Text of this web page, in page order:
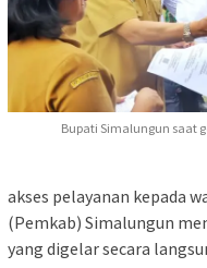
Bupati Simalungun saat
akses pelayanan kepada
(Pemkab) Simalungun
yang digelar secara